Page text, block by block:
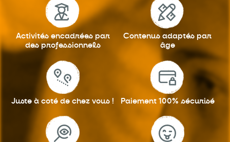
Activités encadrées par
des professionnels
Contenus adaptés par
âge
Juste à coté de chez vous ! Paiement 100% sécurisé